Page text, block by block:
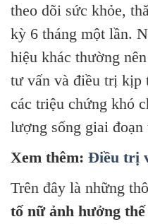
theo dõi sức khỏe,
kỳ 6 tháng một lần.
hiệu khác thường
tư vấn và điều trị kịp
các triệu chứng khó
lượng sống giai
Xem thêm: Điều trị
Trên đây là những
tố nữ ảnh hưởng